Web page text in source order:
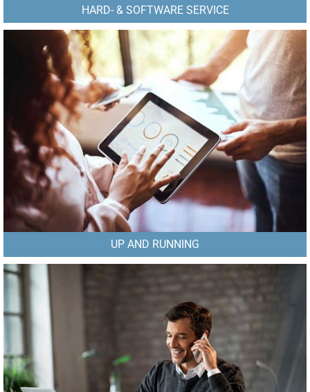
HARD- & SOFTWARE SERVICE
UP AND RUNNING